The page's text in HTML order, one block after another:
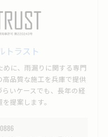
トラスト
に、雨漏りに関する専門
品質な施工を兵庫で提供
いケースでも、長年の経
提案します。